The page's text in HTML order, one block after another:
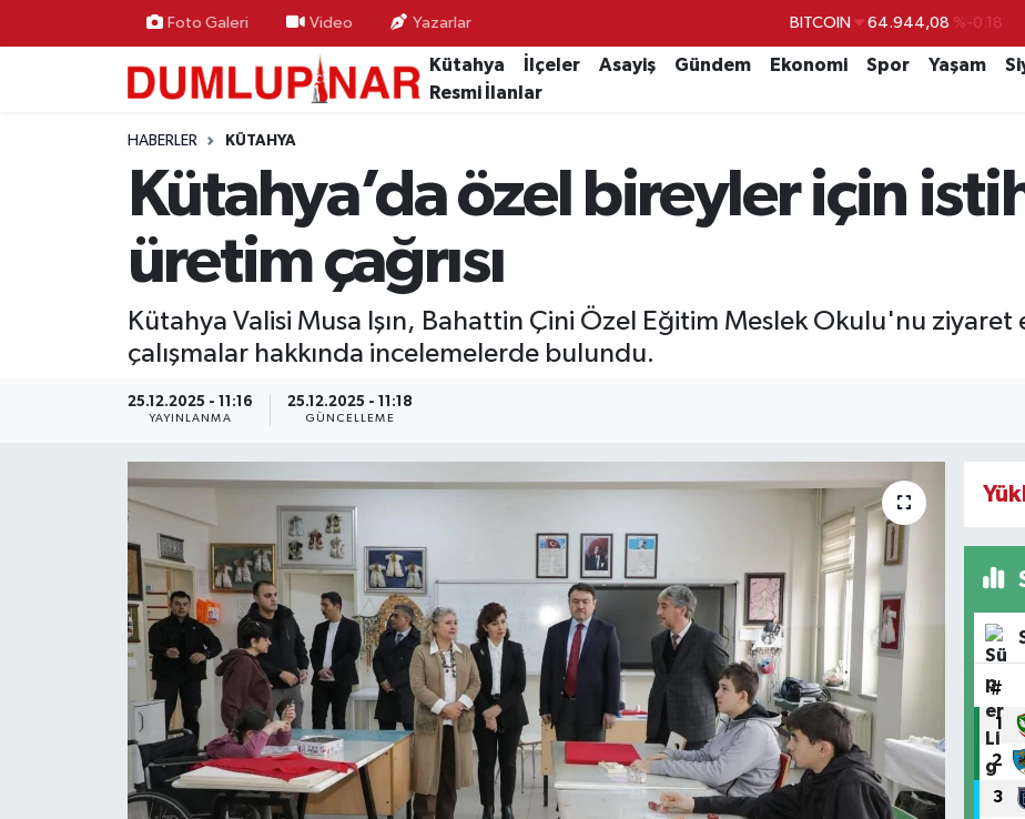
Foto Galeri Video Yazarlar BITCOIN 64.944,08 %-0.18
DOLAR 47,7436 %0.18
GRAM ALTIN 6660.55 %0.03
BİST100
Kütahya İlçeler Asayiş Gündem Ekonomi Spor Yaşam
Resmi İlanlar
HABERLER KÜTAHYA
Kütahya’da özel bireyler için
üretim çağrısı
Kütahya Valisi Musa Işın, Bahattin Çini Özel Eğitim Meslek Okulu'nu
çalışmalar hakkında incelemelerde bulundu.
25.12.2025 - 11:16
YAYINLANMA
25.12.2025 - 11:18
GÜNCELLEME
#
1
2
3
Ekonomi
Gündem
Haber İlanlar
Kültür-Sanat
Magazin
Resmi İlanlar
Kütahya Hava Durumu
Kütahya Trafik Yoğunluk Haritası
Süper Lig Puan Durumu ve Fikstür
Tüm Manşetler
Son Dakika Haberleri
Haber Arşivi